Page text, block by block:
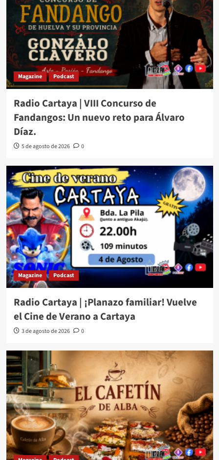
Magazine Podcast
Radio Cartaya | VIII Concurso de
Fandangos: Un nuevo reto para Álvaro
Díaz.
5 de agosto de 2026 0
Magazine Podcast
Radio Cartaya | ¡Planazo familiar! Vuelve
el Cine de Verano a Cartaya
3 de agosto de 2026 0